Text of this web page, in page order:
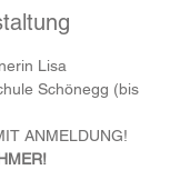
Lisa
Schönegg (bis
ANMELDUNG!